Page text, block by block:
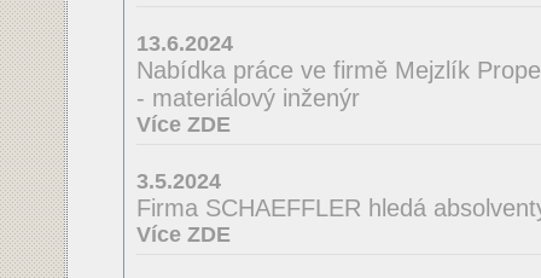
13.6.2024
Nabídka práce ve firmě Mejzlík
- materiálový inženýr
Více ZDE
3.5.2024
Firma SCHAEFFLER hledá
Více ZDE